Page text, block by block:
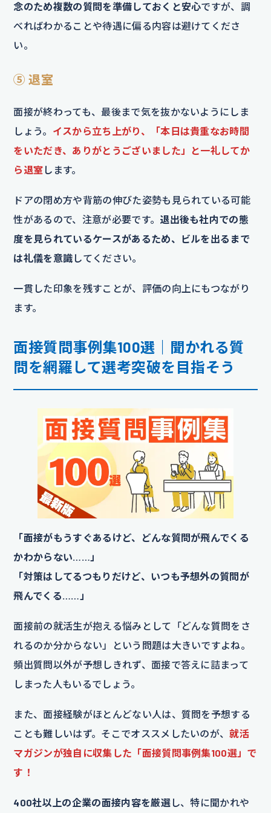
念のため複数の質問を準備しておくと安心ですが、調
べればわかることや待遇に偏る内容は避けてくださ
い。
⑤ 退室
面接が終わっても、最後まで気を抜かないようにしま
しょう。 イスから立ち上がり、「本日は貴重なお時間
をいただき、ありがとうございました」と一礼してか
ら退室 します。
ドアの閉め方や背筋の伸びた姿勢も見られている可能
性があるので、注意が必要です。 退出後も社内での態
度を見られているケースがあるため、ビルを出るまで
は礼儀を意識 してください。
一貫した印象を残すことが、評価の向上にもつながり
ます。
面接質問事例集100選｜聞かれる質
問を網羅して選考突破を目指そう
「面接がもうすぐあるけど、どんな質問が飛んでくる
かわからない……」
「対策はしてるつもりだけど、いつも予想外の質問が
飛んでくる……」
面接前の就活生が抱える悩みとして「どんな質問をさ
れるのか分からない」という問題は大きいですよね。
頻出質問以外が予想しきれず、面接で答えに詰まって
しまった人もいるでしょう。
また、面接経験がほとんどない人は、質問を予想する
ことも難しいはず。そこでオススメしたいのが、就活
マガジンが独自に収集した「面接質問事例集100選」で
す！
400社以上の企業の面接内容を厳選し、特に聞かれや